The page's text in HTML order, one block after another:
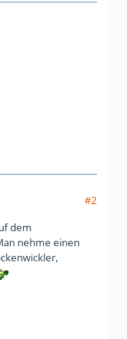
#2
dem
nehme einen